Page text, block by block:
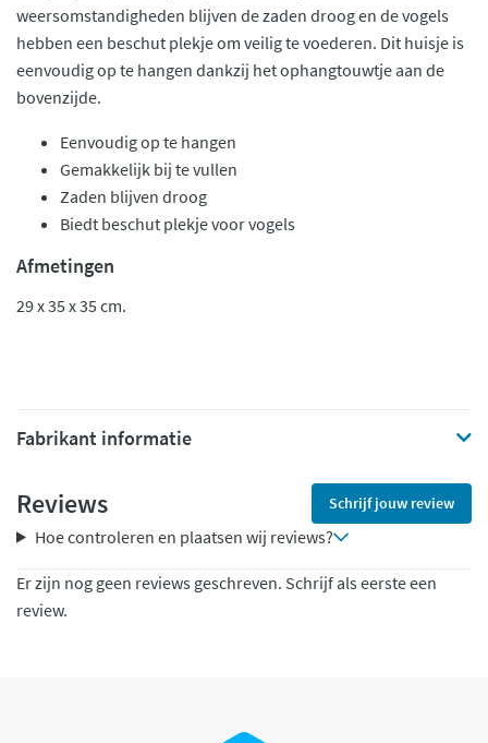
weersomstandigheden blijven de zaden droog en de vogels
hebben een beschut plekje om veilig te voederen. Dit huisje is
eenvoudig op te hangen dankzij het ophangtouwtje aan de
bovenzijde.
Eenvoudig op te hangen
Gemakkelijk bij te vullen
Zaden blijven droog
Biedt beschut plekje voor vogels
Afmetingen
29 x 35 x 35 cm.
Fabrikant informatie
Reviews Schrijf jouw review
Hoe controleren en plaatsen wij reviews?
Er zijn nog geen reviews geschreven. Schrijf als eerste een
review.